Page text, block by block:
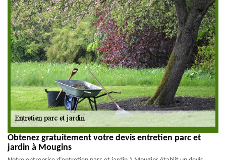
Obtenez gratuitement votre devis entretien parc et
jardin à Mougins